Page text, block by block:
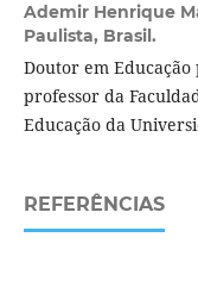
Ademir Henrique
Paulista, Brasil.
Doutor em Educação
professor da
Educação da
REFERÊNCIAS